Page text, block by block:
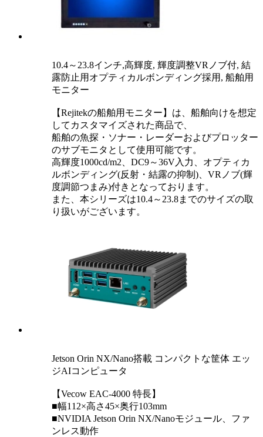
10.4～23.8インチ,高輝度, 輝度調整VRノブ付, 結
露防止用オプティカルボンディング採用, 船舶用
モニター
【Rejitekの船舶用モニター】は、船舶向けを想定
してカスタマイズされた商品で、
船舶の魚探・ソナー・レーダーおよびプロッター
のサブモニタとして使用可能です。
高輝度1000cd/m2、DC9～36V入力、オプティカ
ルボンディング(反射・結露の抑制)、VRノブ(輝
度調節つまみ)付きとなっております。
また、本シリーズは10.4～23.8までのサイズの取
り扱いがございます。
Jetson Orin NX/Nano搭載 コンパクトな筐体 エッ
ジAIコンピュータ
【Vecow EAC-4000 特長】
■幅112×高さ45×奥行103mm
■NVIDIA Jetson Orin NX/Nanoモジュール、ファ
ンレス動作